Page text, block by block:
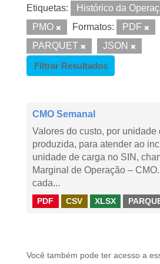
Etiquetas: Histórico da
PMO
Formatos: PDF
PARQUET
JSON
Filtrar Resultados
CMO Semanal
Valores do custo, por unidade
produzida, para atender ao
unidade de carga no SIN,
Marginal de Operação –
cada...
PDF CSV XLSX
Você também pode ter acesso a